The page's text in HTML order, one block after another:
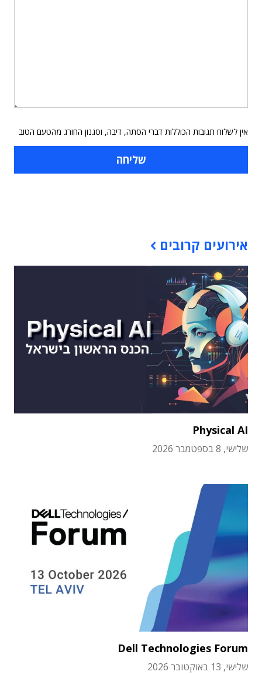
אין לשלוח תגובות הכוללות דברי הסתה, דיבה, וסגנון החורג מהטעם הטוב
אירועים קרובים
Physical AI
שלישי, 8 בספטמבר 2026
Dell Technologies Forum
שלישי, 13 באוקטובר 2026